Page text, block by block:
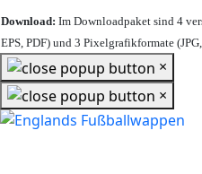
Download: Im Downloadpaket sind 4
EPS, PDF) und 3 Pixelgrafikformate
×
×